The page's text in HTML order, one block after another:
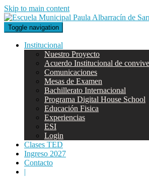
Skip to main content
Toggle navigation
Institucional
Nuestro Proyecto
Acuerdo Institucional de
Comunicaciones
Mesas de Examen
Bachillerato Internacional
Programa Digital House School
Educación Fisica
Experiencias
ESI
Login
Clases TED
Ingreso 2027
Contacto
|